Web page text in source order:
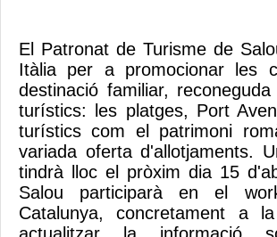
El Patronat de Turisme de
Itàlia per a promocionar les
destinació familiar,
turístics: les platges, Port
turístics com el patrimoni
variada oferta d'allotjaments.
tindrà lloc el pròxim dia 15
Salou participarà en el
Catalunya, concretament a